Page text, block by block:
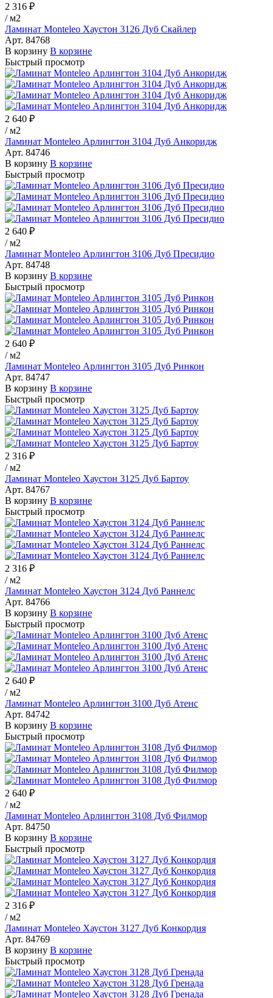
2 316 ₽
/ м2
Ламинат Monteleo Хаустон 3126 Дуб Скайлер
Арт. 84768
В корзину В корзине
Быстрый просмотр
2 640 ₽
/ м2
Ламинат Monteleo Арлингтон 3104 Дуб Анкоридж
Арт. 84746
В корзину В корзине
Быстрый просмотр
2 640 ₽
/ м2
Ламинат Monteleo Арлингтон 3106 Дуб Пресидио
Арт. 84748
В корзину В корзине
Быстрый просмотр
2 640 ₽
/ м2
Ламинат Monteleo Арлингтон 3105 Дуб Ринкон
Арт. 84747
В корзину В корзине
Быстрый просмотр
2 316 ₽
/ м2
Ламинат Monteleo Хаустон 3125 Дуб Бартоу
Арт. 84767
В корзину В корзине
Быстрый просмотр
2 316 ₽
/ м2
Ламинат Monteleo Хаустон 3124 Дуб Раннелс
Арт. 84766
В корзину В корзине
Быстрый просмотр
2 640 ₽
/ м2
Ламинат Monteleo Арлингтон 3100 Дуб Атенс
Арт. 84742
В корзину В корзине
Быстрый просмотр
2 640 ₽
/ м2
Ламинат Monteleo Арлингтон 3108 Дуб Филмор
Арт. 84750
В корзину В корзине
Быстрый просмотр
2 316 ₽
/ м2
Ламинат Monteleo Хаустон 3127 Дуб Конкордия
Арт. 84769
В корзину В корзине
Быстрый просмотр